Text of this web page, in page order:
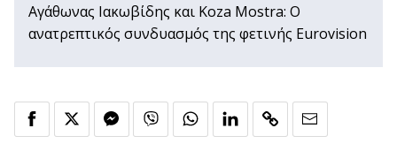
Αγάθωνας Ιακωβίδης και Koza Mostra: Ο
ανατρεπτικός συνδυασμός της φετινής Εurovision